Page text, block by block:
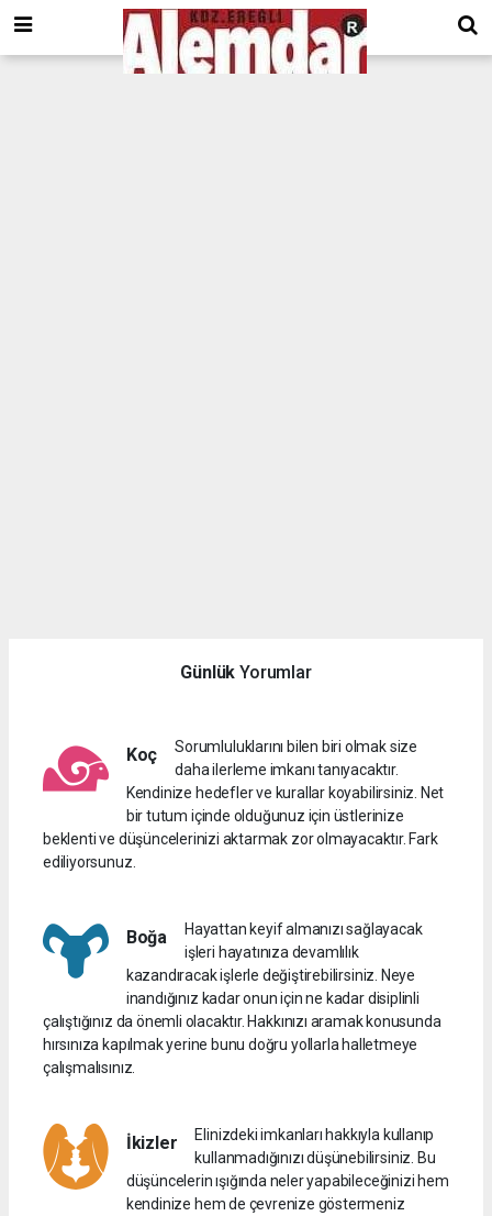
google.com, pub-8201930440372555, DIRECT, f08c47fec0942fa0
Günlük Yorumlar
Koç
Sorumluluklarını bilen biri olmak size
daha ilerleme imkanı tanıyacaktır.
Kendinize hedefler ve kurallar koyabilirsiniz. Net
bir tutum içinde olduğunuz için üstlerinize
beklenti ve düşüncelerinizi aktarmak zor olmayacaktır. Fark
ediliyorsunuz.
Boğa
Hayattan keyif almanızı sağlayacak
işleri hayatınıza devamlılık
kazandıracak işlerle değiştirebilirsiniz. Neye
inandığınız kadar onun için ne kadar disiplinli
çalıştığınız da önemli olacaktır. Hakkınızı aramak konusunda
hırsınıza kapılmak yerine bunu doğru yollarla halletmeye
çalışmalısınız.
İkizler
Elinizdeki imkanları hakkıyla kullanıp
kullanmadığınızı düşünebilirsiniz. Bu
düşüncelerin ışığında neler yapabileceğinizi hem
kendinize hem de çevrenize göstermeniz